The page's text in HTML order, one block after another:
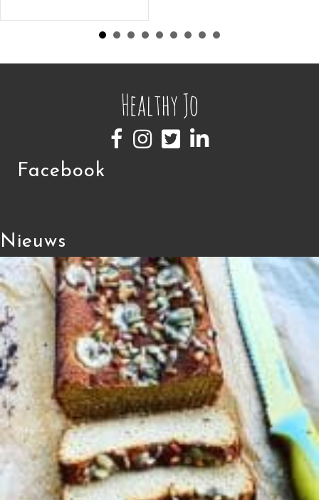
Facebook
Nieuws